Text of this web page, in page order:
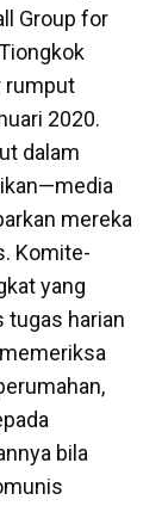
Group for
rumput
2020.
dalam
mereka
Komite-
yang
tugas harian
bila